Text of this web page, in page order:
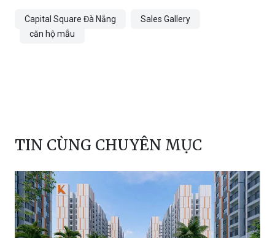
Capital Square Đà Nẵng
Sales Gallery
căn hộ mẫu
TIN CÙNG CHUYÊN MỤC